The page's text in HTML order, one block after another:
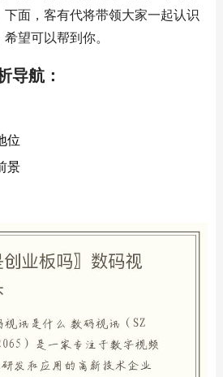
面，客有代将带领大家一起认识
望可以帮到你。
导航：
位
景